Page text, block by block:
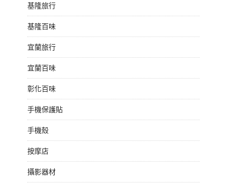
基隆旅行
基隆百味
宜蘭旅行
宜蘭百味
彰化百味
手機保護貼
手機殼
按摩店
攝影器材